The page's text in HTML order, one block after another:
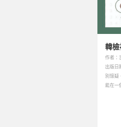
韓檢
作者：
出版日
別懷疑
能在